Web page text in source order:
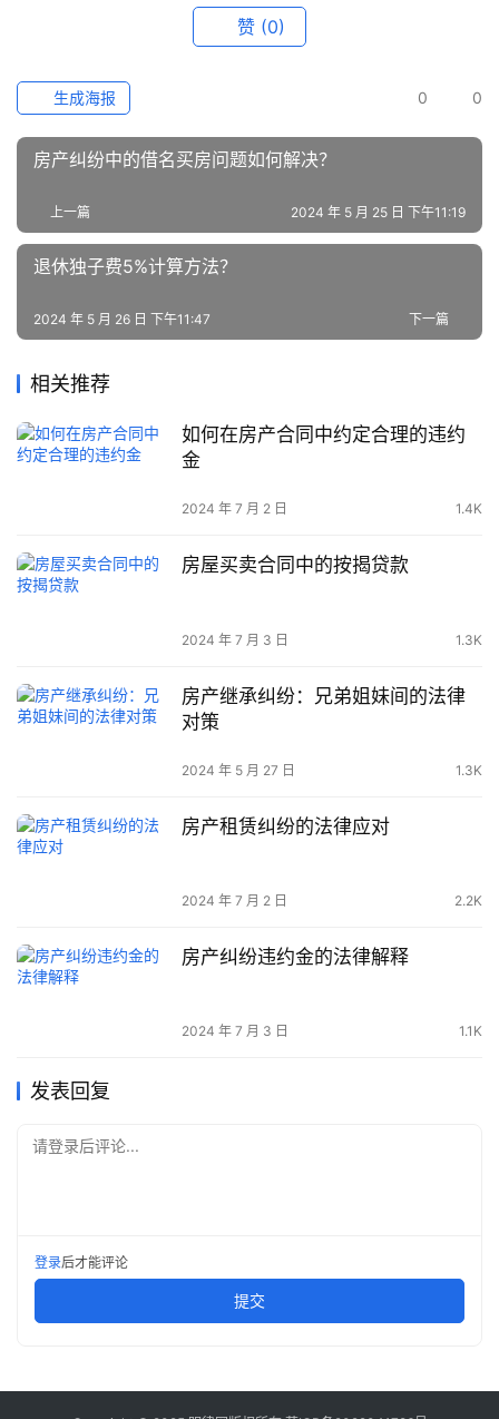
赞 (0)
0 0
生成海报
房产纠纷中的借名买房问题如何解决？
上一篇 2024 年 5 月 25 日 下午11:19
退休独子费5%计算方法？
下一篇
2024 年 5 月 26 日 下午11:47
相关推荐
如何在房产合同中约定合理的违约
金
2024 年 7 月 2 日 1.4K
房屋买卖合同中的按揭贷款
2024 年 7 月 3 日 1.3K
房产继承纠纷：兄弟姐妹间的法律
对策
2024 年 5 月 27 日 1.3K
房产租赁纠纷的法律应对
2024 年 7 月 2 日 2.2K
房产纠纷违约金的法律解释
2024 年 7 月 3 日 1.1K
发表回复
请登录后评论...
登录后才能评论
提交